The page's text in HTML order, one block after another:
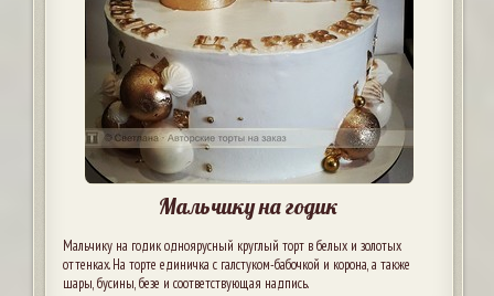
Мальчику на годик
Мальчику на годик одноярусный круглый торт в белых и золотых
оттенках. На торте единичка с галстуком-бабочкой и корона, а также
шары, бусины, безе и соответствующая надпись.